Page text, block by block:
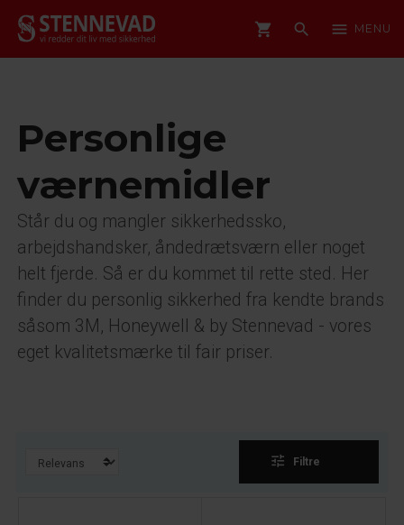
shopping_cart search menu MENU
Personlige
værnemidler
Står du og mangler sikkerhedssko,
arbejdshandsker, åndedrætsværn eller noget
helt fjerde. Så er du kommet til rette sted. Her
finder du personlig sikkerhed fra kendte brands
såsom 3M, Honeywell & by Stennevad - vores
eget kvalitetsmærke til fair priser.
tune Filtre